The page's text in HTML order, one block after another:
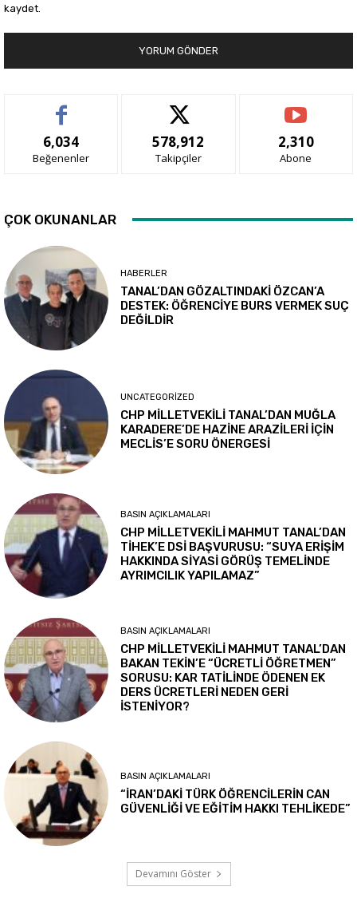
kaydet.
6,034
Beğenenler
578,912
Takipçiler
2,310
Abone
ÇOK OKUNANLAR
HABERLER
TANAL’DAN GÖZALTINDAKİ ÖZCAN’A
DESTEK: ÖĞRENCİYE BURS VERMEK SUÇ
DEĞİLDİR
UNCATEGORIZED
CHP MİLLETVEKİLİ TANAL’DAN MUĞLA
KARADERE’DE HAZİNE ARAZİLERİ İÇİN
MECLİS’E SORU ÖNERGESİ
BASIN AÇIKLAMALARI
CHP MİLLETVEKİLİ MAHMUT TANAL’DAN
TİHEK’E DSİ BAŞVURUSU: “SUYA ERİŞİM
HAKKINDA SİYASİ GÖRÜŞ TEMELİNDE
AYRIMCILIK YAPILAMAZ”
BASIN AÇIKLAMALARI
CHP MİLLETVEKİLİ MAHMUT TANAL’DAN
BAKAN TEKİN’E “ÜCRETLİ ÖĞRETMEN”
SORUSU: KAR TATİLİNDE ÖDENEN EK
DERS ÜCRETLERİ NEDEN GERİ
İSTENİYOR?
BASIN AÇIKLAMALARI
“İRAN’DAKİ TÜRK ÖĞRENCİLERİN CAN
GÜVENLİĞİ VE EĞİTİM HAKKI TEHLİKEDE”
Devamını Göster